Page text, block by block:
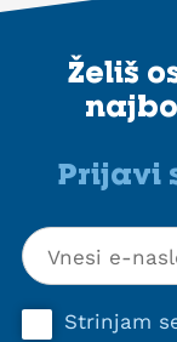
Želiš
Prijavi
Strinjam